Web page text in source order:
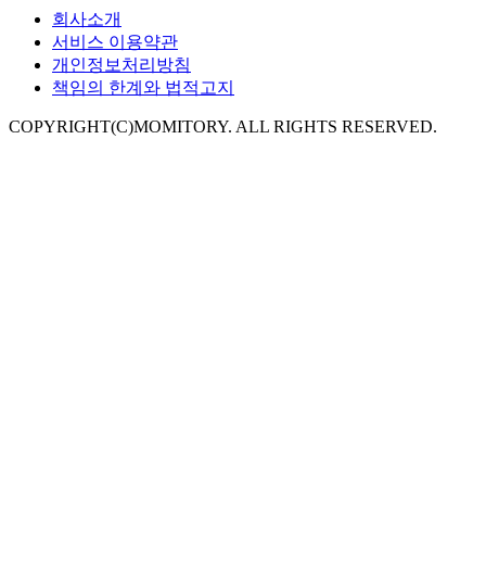
회사소개
서비스 이용약관
개인정보처리방침
책임의 한계와 법적고지
COPYRIGHT(C)MOMITORY. ALL RIGHTS RESERVED.